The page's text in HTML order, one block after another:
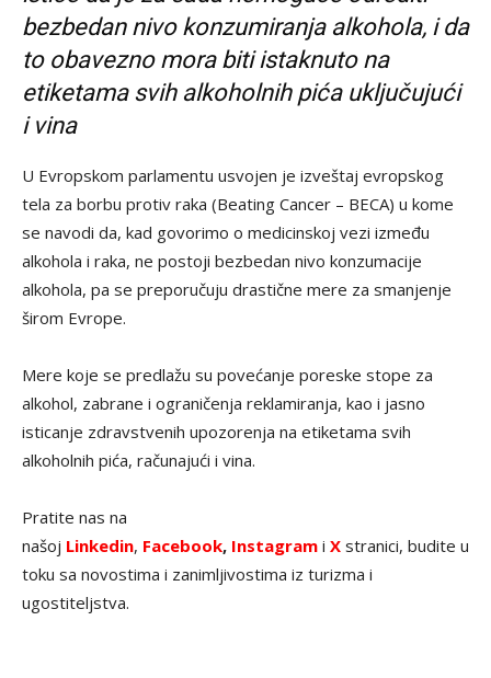
bezbedan nivo konzumiranja alkohola, i da
to obavezno mora biti istaknuto na
etiketama svih alkoholnih pića uključujući
i vina
U Evropskom parlamentu usvojen je izveštaj evropskog
tela za borbu protiv raka (Beating Cancer – BECA) u kome
se navodi da, kad govorimo o medicinskoj vezi između
alkohola i raka, ne postoji bezbedan nivo konzumacije
alkohola, pa se preporučuju drastične mere za smanjenje
širom Evrope.
Mere koje se predlažu su povećanje poreske stope za
alkohol, zabrane i ograničenja reklamiranja, kao i jasno
isticanje zdravstvenih upozorenja na etiketama svih
alkoholnih pića, računajući i vina.
Pratite nas na
našoj Linkedin, Facebook, Instagram i X stranici, budite u
toku sa novostima i zanimljivostima iz turizma i
ugostiteljstva.